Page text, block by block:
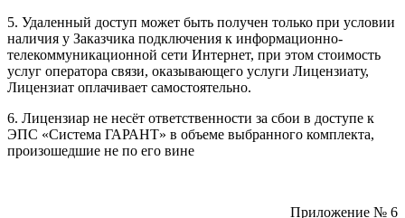
5. Удаленный доступ может быть получен только при условии
наличия у Заказчика подключения к информационно-
телекоммуникационной сети Интернет, при этом стоимость
услуг оператора связи, оказывающего услуги Лицензиату,
Лицензиат оплачивает самостоятельно.
6. Лицензиар не несёт ответственности за сбои в доступе к
ЭПС «Система ГАРАНТ» в объеме выбранного комплекта,
произошедшие не по его вине
Приложение № 6